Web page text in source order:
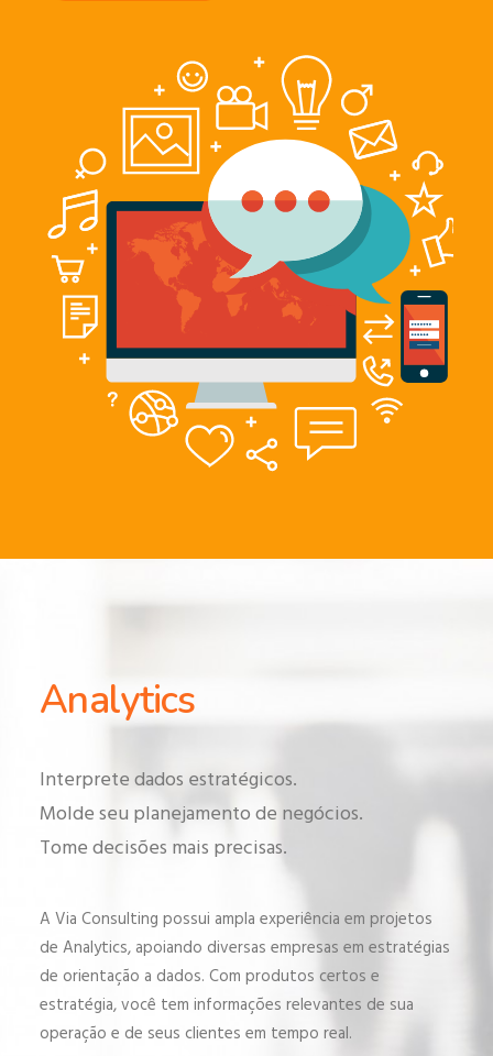
Analytics
Interprete dados estratégicos.
Molde seu planejamento de negócios.
Tome decisões mais precisas.
A Via Consulting possui ampla experiência em projetos
de Analytics, apoiando diversas empresas em estratégias
de orientação a dados. Com produtos certos e
estratégia, você tem informações relevantes de sua
operação e de seus clientes em tempo real.